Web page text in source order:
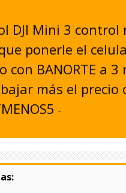
DJI Mini 3 control
ponerle el
con BANORTE a 3
más el precio
-